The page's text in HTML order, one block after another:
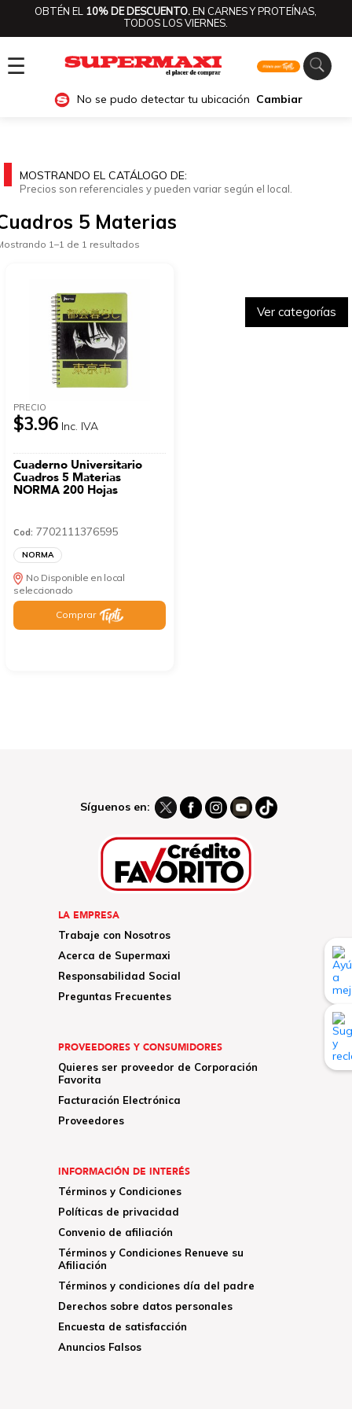
OBTÉN EL 10% DE DESCUENTO.EN CARNES Y PROTEÍNAS,
TODOS LOS VIERNES.
☰
No se pudo detectar tu ubicación Cambiar
Ver categorías
MOSTRANDO EL CATÁLOGO DE:
Precios son referenciales y pueden variar según el local.
5 Materias
1–1 de 1 resultados
PRECIO
$3.96 Inc. IVA
Cuaderno Universitario
Cuadros 5 Materias
NORMA 200 Hojas
Cod: 7702111376595
NORMA
No Disponible en local
seleccionado
Comprar
Síguenos en:
LA EMPRESA
Trabaje con Nosotros
Acerca de Supermaxi
Responsabilidad Social
Preguntas Frecuentes
PROVEEDORES Y CONSUMIDORES
Quieres ser proveedor de Corporación
Favorita
Facturación Electrónica
Proveedores
INFORMACIÓN DE INTERÉS
Términos y Condiciones
Políticas de privacidad
Convenio de afiliación
Términos y Condiciones Renueve su
Afiliación
Términos y condiciones día del padre
Derechos sobre datos personales
Encuesta de satisfacción
Anuncios Falsos